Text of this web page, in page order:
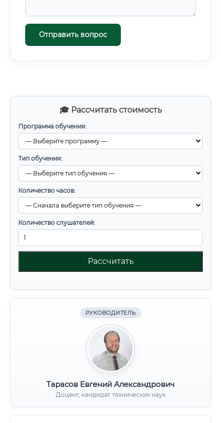
🎓 Рассчитать стоимость
Программа обучения:
Тип обучения:
Количество часов:
Количество слушателей:
Рассчитать
РУКОВОДИТЕЛЬ
Тарасов Евгений Александрович
Доцент, кандидат технических наук
Отправить вопрос